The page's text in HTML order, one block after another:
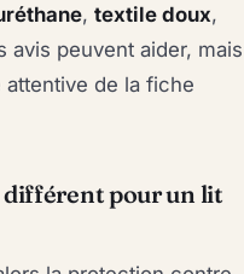
, textile doux,
avis peuvent aider, mais
de la fiche
pour un lit